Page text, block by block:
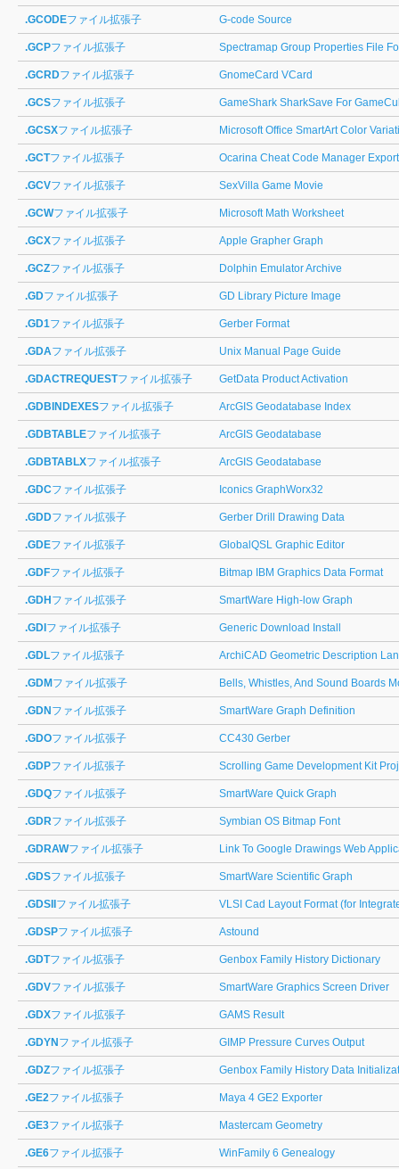
.GCODEファイル拡張子 G-code Source
.GCPファイル拡張子 Spectramap Group Properties File
.GCRDファイル拡張子 GnomeCard VCard
.GCSファイル拡張子 GameShark SharkSave For
.GCSXファイル拡張子 Microsoft Office SmartArt Color
.GCTファイル拡張子 Ocarina Cheat Code Manager
.GCVファイル拡張子 SexVilla Game Movie
.GCWファイル拡張子 Microsoft Math Worksheet
.GCXファイル拡張子 Apple Grapher Graph
.GCZファイル拡張子 Dolphin Emulator Archive
.GDファイル拡張子 GD Library Picture Image
.GD1ファイル拡張子 Gerber Format
.GDAファイル拡張子 Unix Manual Page Guide
.GDACTREQUESTファイル拡張子 GetData Product Activation
.GDBINDEXESファイル拡張子 ArcGIS Geodatabase Index
.GDBTABLEファイル拡張子 ArcGIS Geodatabase
.GDBTABLXファイル拡張子 ArcGIS Geodatabase
.GDCファイル拡張子 Iconics GraphWorx32
.GDDファイル拡張子 Gerber Drill Drawing Data
.GDEファイル拡張子 GlobalQSL Graphic Editor
.GDFファイル拡張子 Bitmap IBM Graphics Data Format
.GDH ファイル拡張子 SmartWare High-low Graph
.GDI ファイル拡張子 Generic Download Install
.GDLファイル拡張子 ArchiCAD Geometric Description
.GDM ファイル拡張子 Bells, Whistles, And Sound Boards
.GDN ファイル拡張子 SmartWare Graph Definition
.GDOファイル拡張子 CC430 Gerber
.GDPファイル拡張子 Scrolling Game Development Kit
.GDQファイル拡張子 SmartWare Quick Graph
.GDRファイル拡張子 Symbian OS Bitmap Font
.GDRAWファイル拡張子 Link To Google Drawings Web
.GDSファイル拡張子 SmartWare Scientific Graph
.GDSII ファイル拡張子 VLSI Cad Layout Format (for
.GDSPファイル拡張子 Astound
.GDTファイル拡張子 Genbox Family History Dictionary
.GDVファイル拡張子 SmartWare Graphics Screen Driver
.GDXファイル拡張子 GAMS Result
.GDYN ファイル拡張子 GIMP Pressure Curves Output
.GDZファイル拡張子 Genbox Family History Data
.GE2ファイル拡張子 Maya 4 GE2 Exporter
.GE3ファイル拡張子 Mastercam Geometry
.GE6ファイル拡張子 WinFamily 6 Genealogy